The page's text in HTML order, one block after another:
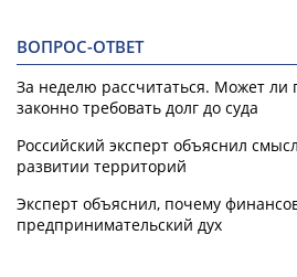
ВОПРОС-ОТВЕТ
За неделю рассчитаться. Может ли
законно требовать долг до суда
Российский эксперт объяснил
развитии территорий
Эксперт объяснил, почему
предпринимательский дух